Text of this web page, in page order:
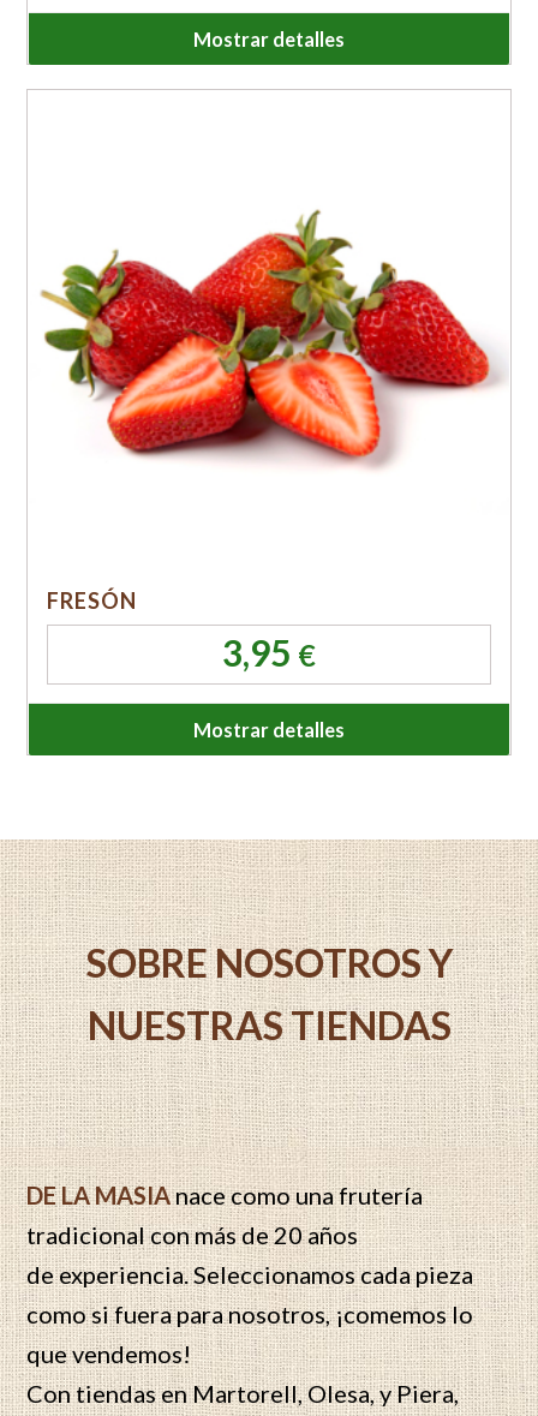
Mostrar detalles
FRESÓN
3,95 €
Mostrar detalles
SOBRE NOSOTROS Y
NUESTRAS TIENDAS
DE LA MASIAnace como una frutería
tradicional con más de 20 años
de experiencia. Seleccionamos cada pieza
como si fuera para nosotros, ¡comemos lo
que vendemos!
Con tiendas en Martorell, Olesa, y Piera,